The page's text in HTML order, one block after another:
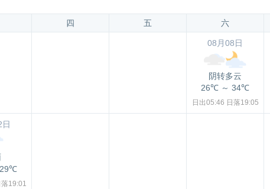
四 五 六
08月08日
阴转多云
26℃ ～ 34℃
日出05:46 日落19:05
29℃
落19:01